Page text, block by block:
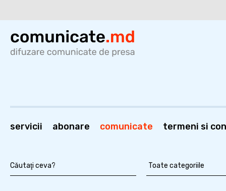
servicii abonare comunicate termeni si